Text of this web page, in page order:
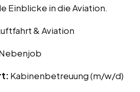
Einblicke in die Aviation.
& Aviation
Kabinenbetreuung (m/w/d)